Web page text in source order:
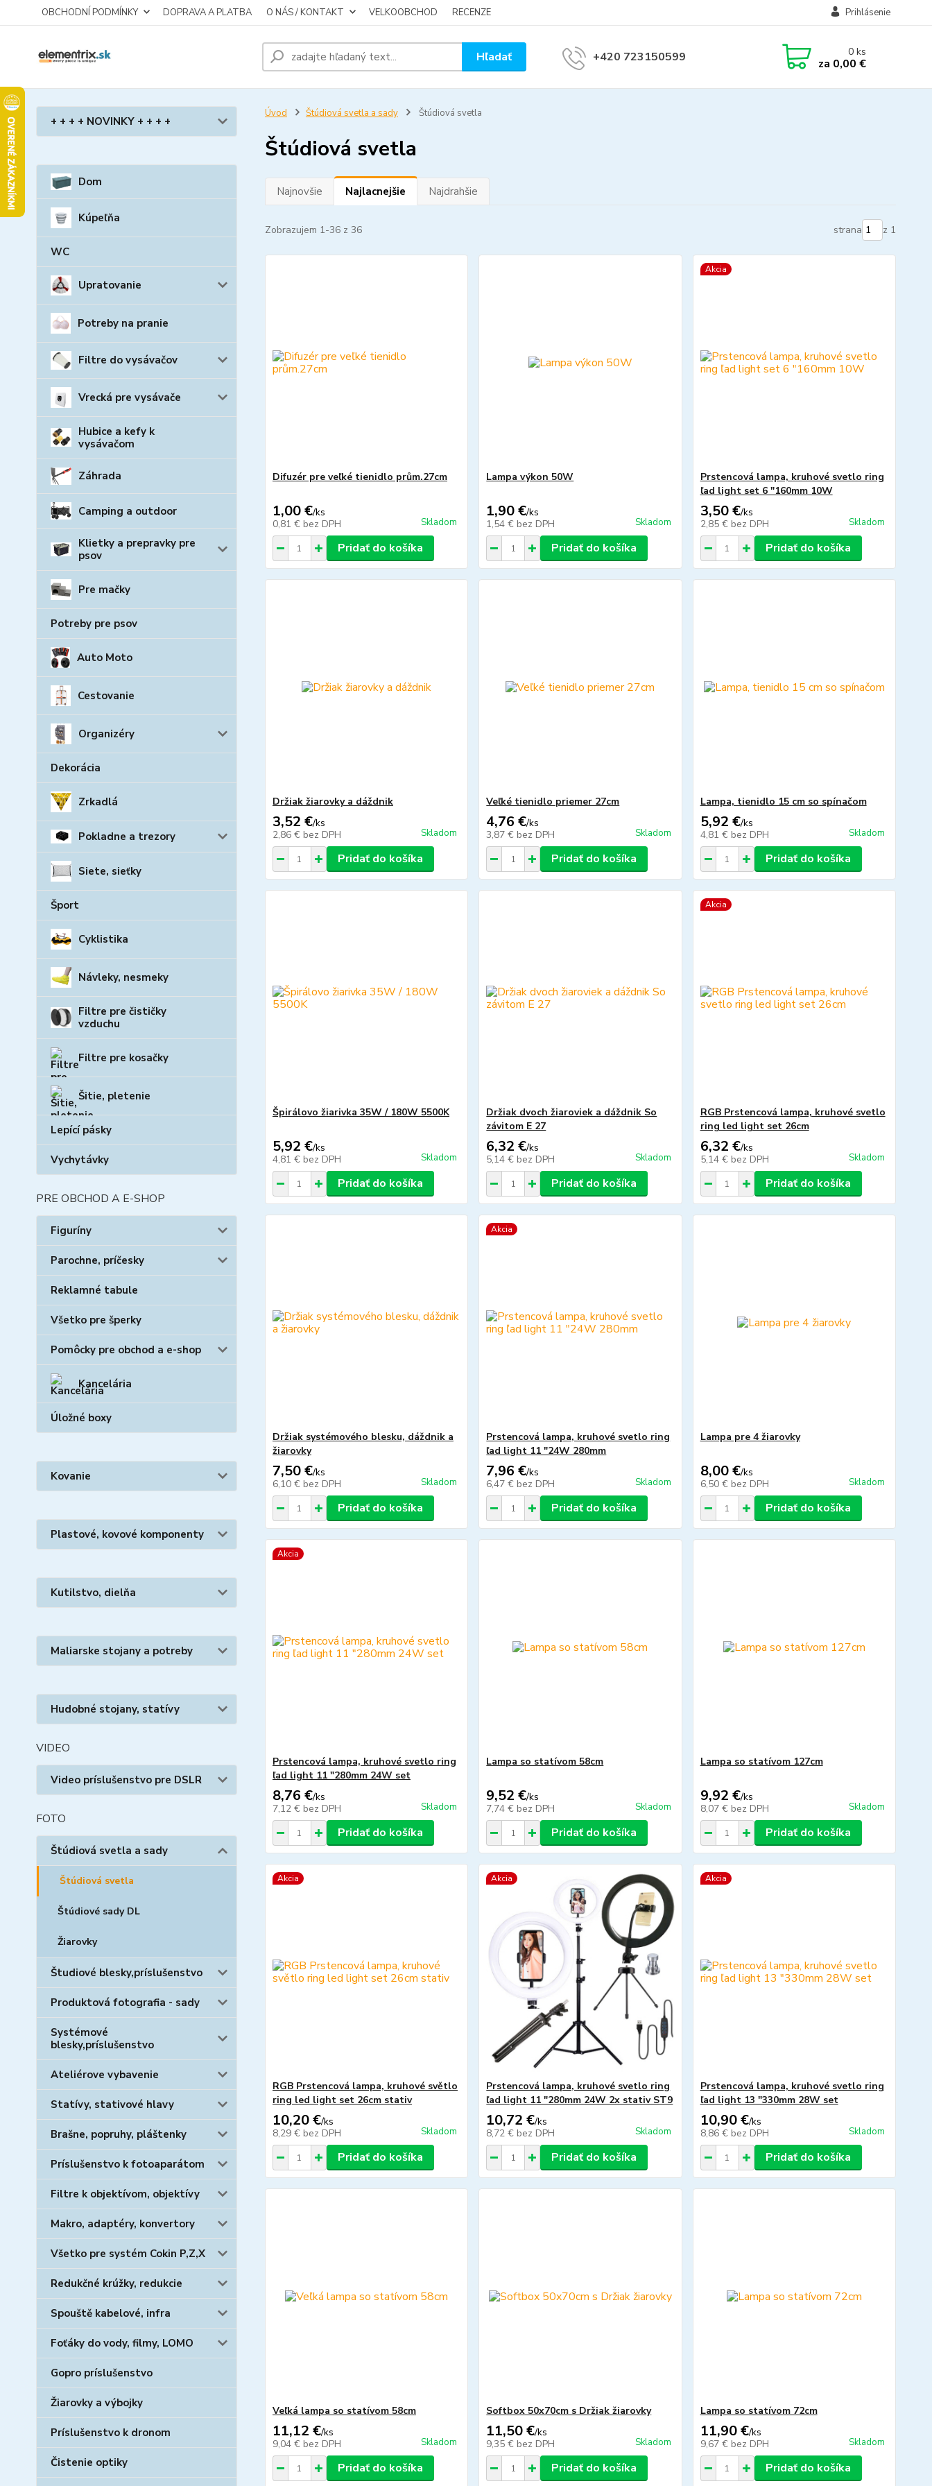
OBCHODNÍ PODMÍNKY DOPRAVA A PLATBA O NÁS / KONTAKT VELKOOBCHOD RECENZE Prihlásenie
Hľadať +420 723150599 0ks
za 0,00 €
+ + + + NOVINKY + + + +
Dom
Kúpeľňa
WC
Upratovanie
Potreby na pranie
Filtre do vysávačov
Vrecká pre vysávače
Hubice a kefy k
vysávačom
Záhrada
Camping a outdoor
Klietky a prepravky pre
psov
Pre mačky
Potreby pre psov
Auto Moto
Cestovanie
Organizéry
Dekorácia
Zrkadlá
Pokladne a trezory
Siete, sieťky
Šport
Cyklistika
Návleky, nesmeky
Filtre pre čističky
vzduchu
Filtre pre kosačky
Šitie, pletenie
Lepící pásky
Vychytávky
PRE OBCHOD A E-SHOP
Figuríny
Parochne, príčesky
Reklamné tabule
Všetko pre šperky
Pomôcky pre obchod a e-shop
Kancelária
Úložné boxy
Kovanie
Plastové, kovové komponenty
Kutilstvo, dielňa
Maliarske stojany a potreby
Hudobné stojany, statívy
VIDEO
Video príslušenstvo pre DSLR
FOTO
Štúdiová svetla a sady
Štúdiová svetla
Štúdiové sady DL
Žiarovky
Študiové blesky,príslušenstvo
Produktová fotografia - sady
Systémové
blesky,príslušenstvo
Ateliérove vybavenie
Statívy, stativové hlavy
Brašne, popruhy, pláštenky
Príslušenstvo k fotoaparátom
Filtre k objektívom, objektívy
Makro, adaptéry, konvertory
Všetko pre systém Cokin P,Z,X
Redukčné krúžky, redukcie
Spouště kabelové, infra
Foťáky do vody, filmy, LOMO
Gopro príslušenstvo
Žiarovky a výbojky
Príslušenstvo k dronom
Čistenie optiky
Úvod Štúdiová svetla a sady Štúdiová svetla
Štúdiová svetla
Najnovšie Najlacnejšie Najdrahšie
Zobrazujem 1-36 z 36 strana z 1
Difuzér pre veľké tienidlo prům.27cm
1,00 €/ks
0,81 € bez DPH Skladom
Pridať do košíka
Lampa výkon 50W
1,90 €/ks
1,54 € bez DPH Skladom
Pridať do košíka
Akcia
Prstencová lampa, kruhové svetlo ring
ľad light set 6 "160mm 10W
3,50 €/ks
2,85 € bez DPH Skladom
Pridať do košíka
Držiak žiarovky a dáždnik
3,52 €/ks
2,86 € bez DPH Skladom
Pridať do košíka
Veľké tienidlo priemer 27cm
4,76 €/ks
3,87 € bez DPH Skladom
Pridať do košíka
Lampa, tienidlo 15 cm so spínačom
5,92 €/ks
4,81 € bez DPH Skladom
Pridať do košíka
Špirálovo žiarivka 35W / 180W 5500K
5,92 €/ks
4,81 € bez DPH Skladom
Pridať do košíka
Držiak dvoch žiaroviek a dáždnik So
závitom E 27
6,32 €/ks
5,14 € bez DPH Skladom
Pridať do košíka
Akcia
RGB Prstencová lampa, kruhové svetlo
ring led light set 26cm
6,32 €/ks
5,14 € bez DPH Skladom
Pridať do košíka
Držiak systémového blesku, dáždnik a
žiarovky
7,50 €/ks
6,10 € bez DPH Skladom
Pridať do košíka
Akcia
Prstencová lampa, kruhové svetlo ring
ľad light 11 "24W 280mm
7,96 €/ks
6,47 € bez DPH Skladom
Pridať do košíka
Lampa pre 4 žiarovky
8,00 €/ks
6,50 € bez DPH Skladom
Pridať do košíka
Akcia
Prstencová lampa, kruhové svetlo ring
ľad light 11 "280mm 24W set
8,76 €/ks
7,12 € bez DPH Skladom
Pridať do košíka
Lampa so statívom 58cm
9,52 €/ks
7,74 € bez DPH Skladom
Pridať do košíka
Lampa so statívom 127cm
9,92 €/ks
8,07 € bez DPH Skladom
Pridať do košíka
Akcia
RGB Prstencová lampa, kruhové světlo
ring led light set 26cm stativ
10,20 €/ks
8,29 € bez DPH Skladom
Pridať do košíka
Akcia
Prstencová lampa, kruhové svetlo ring
ľad light 11 "280mm 24W 2x stativ ST9
10,72 €/ks
8,72 € bez DPH Skladom
Pridať do košíka
Akcia
Prstencová lampa, kruhové svetlo ring
ľad light 13 "330mm 28W set
10,90 €/ks
8,86 € bez DPH Skladom
Pridať do košíka
Veľká lampa so statívom 58cm
11,12 €/ks
9,04 € bez DPH Skladom
Pridať do košíka
Softbox 50x70cm s Držiak žiarovky
11,50 €/ks
9,35 € bez DPH Skladom
Pridať do košíka
Lampa so statívom 72cm
11,90 €/ks
9,67 € bez DPH Skladom
Pridať do košíka